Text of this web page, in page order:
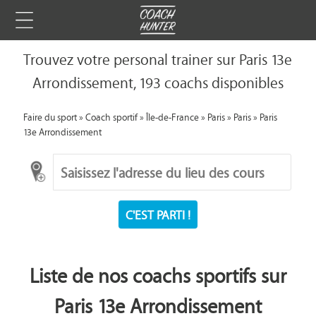
Trouvez votre personal trainer sur Paris 13e
Arrondissement, 193 coachs disponibles
Faire du sport»Coach sportif»Île-de-France»Paris»Paris»Paris
13e Arrondissement
C'EST PARTI !
Liste de nos coachs sportifs sur
Paris 13e Arrondissement